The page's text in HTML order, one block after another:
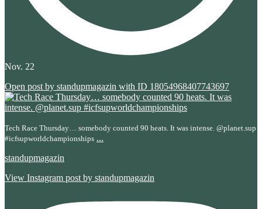
Nov. 22
Open post by standupmagazin with ID 18054968407743697
Tech Race Thursday… somebody counted 90 heats. It was intense. @planet.sup
#icfsupworldchampionships ...
standupmagazin
View Instagram post by standupmagazin